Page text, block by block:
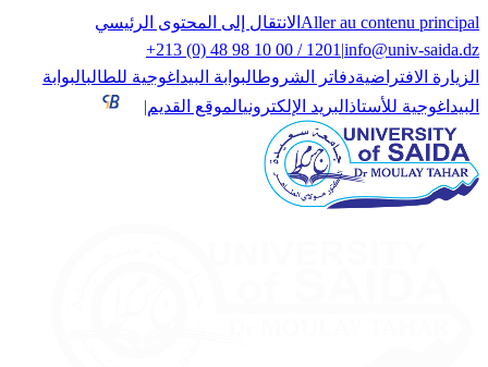
Aller au contenu principal الانتقال إلى المحتوى الرئيسي
info@univ-saida.dz
|
+213 (0) 48 98 10 00 / 1201
الزيارة الافتراضيةدفاتر الشروطالبوابة البيداغوجية للطالبالبوابة
البيداغوجية للأستاذ البريد الإلكترونيالموقع القديم|